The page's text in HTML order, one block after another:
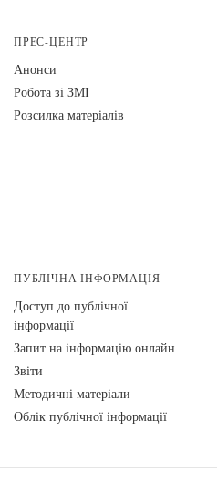
ПРЕС-ЦЕНТР
Анонси
Робота зі ЗМІ
Розсилка матеріалів
ПУБЛІЧНА ІНФОРМАЦІЯ
Доступ до публічної
інформації
Запит на інформацію онлайн
Звіти
Методичні матеріали
Облік публічної інформації